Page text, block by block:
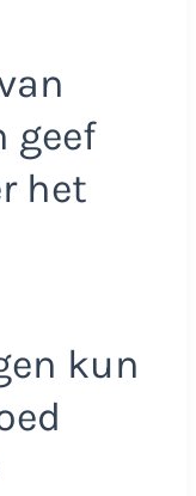
geef
het
kun